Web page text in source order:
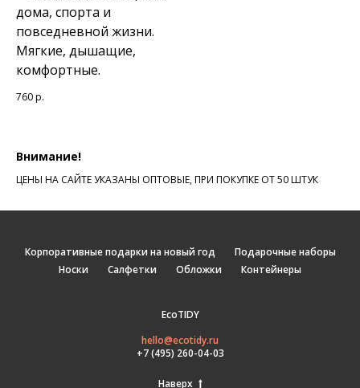
дома, спорта и
повседневной жизни.
Мягкие, дышащие,
комфортные.
760р.
Внимание!
ЦЕНЫ НА САЙТЕ УКАЗАНЫ ОПТОВЫЕ, ПРИ ПОКУПКЕ ОТ 50 ШТУК
Корпоративные подарки на новый год
Подарочные наборы
Носки
Салфетки Обложки Контейнеры
EcoTIDY
hello@ecotidy.ru
+7 (495) 260-04-03
Наверх